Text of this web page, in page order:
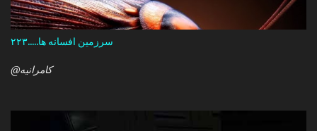
سرزمین افسانه ها.....۲۲۳
@کامرانیه